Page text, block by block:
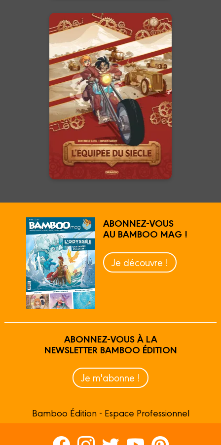
L'Équipée du
siècle - histoire
complète
Date de parution :
01/04/2026
L'Avenir ne s'attend pas, il se
gagne…
En voir +
ABONNEZ-VOUS
AU BAMBOO MAG !
Je découvre !
ABONNEZ-VOUS À LA
NEWSLETTER BAMBOO ÉDITION
Je m'abonne !
Bamboo Édition - Espace Professionnel